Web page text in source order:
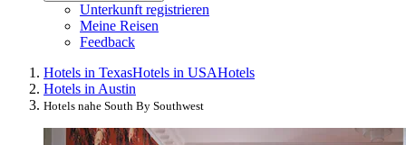
Unterkunft registrieren
Meine Reisen
Feedback
Hotels in TexasHotels in USAHotels
Hotels in Austin
Hotels nahe South By Southwest